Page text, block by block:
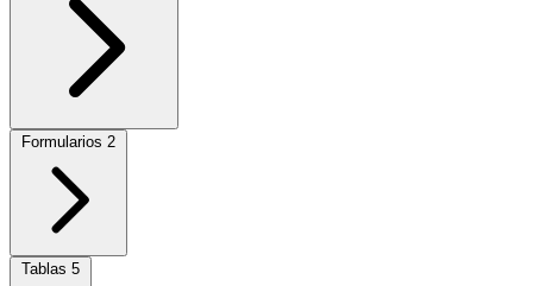
Formularios 2
Tablas 5